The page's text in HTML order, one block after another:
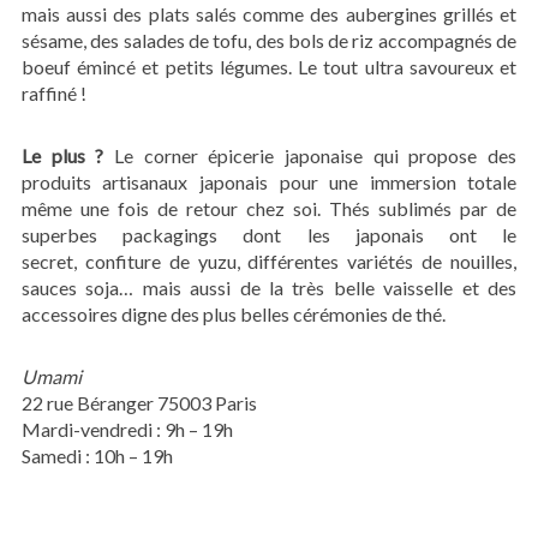
mais aussi des plats salés comme des aubergines grillés et
sésame, des salades de tofu, des bols de riz accompagnés de
boeuf émincé et petits légumes. Le tout ultra savoureux et
raffiné !
Le plus ? Le corner épicerie japonaise qui propose des
produits artisanaux japonais pour une immersion totale
même une fois de retour chez soi. Thés sublimés par de
superbes packagings dont les japonais ont le
secret, confiture de yuzu, différentes variétés de nouilles,
sauces soja… mais aussi de la très belle vaisselle et des
accessoires digne des plus belles cérémonies de thé.
Umami
22 rue Béranger 75003 Paris
Mardi-vendredi : 9h – 19h
Samedi : 10h – 19h